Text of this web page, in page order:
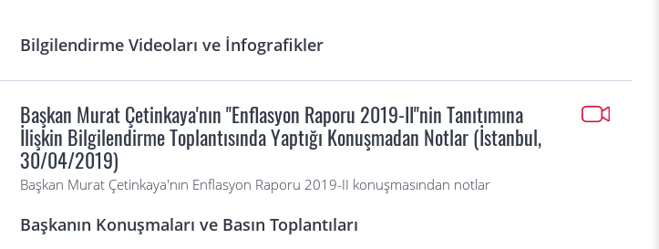
Bilgilendirme Videoları ve İnfografikler
Başkan Murat Çetinkaya'nın "Enflasyon Raporu 2019-II"nin Tanıtımına
İlişkin Bilgilendirme Toplantısında Yaptığı Konuşmadan Notlar (İstanbul,
30/04/2019)
Başkan Murat Çetinkaya'nın Enflasyon Raporu 2019-II konuşmasından notlar
Başkanın Konuşmaları ve Basın Toplantıları